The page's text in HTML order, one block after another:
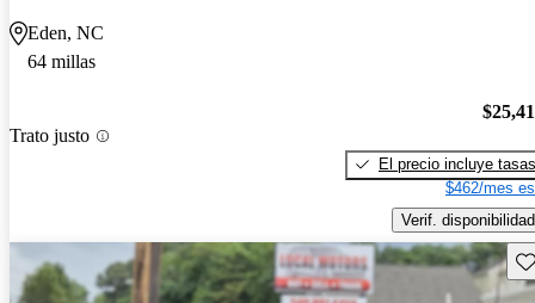
Eden, NC
64 millas
Trato justo
El precio incluye tasas
$462/mes
Verif. disponibilidad